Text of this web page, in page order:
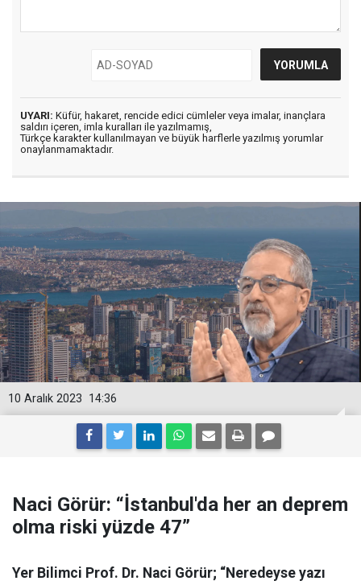
UYARI: Küfür, hakaret, rencide edici cümleler veya imalar, inançlara
saldırı içeren, imla kuralları ile yazılmamış,
Türkçe karakter kullanılmayan ve büyük harflerle yazılmış yorumlar
onaylanmamaktadır.
14:36
10 Aralık 2023
Naci Görür: “İstanbul'da her an deprem
olma riski yüzde 47”
Yer Bilimci Prof. Dr. Naci Görür; “Neredeyse yazı